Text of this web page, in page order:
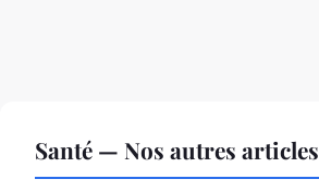
Santé — Nos autres articles